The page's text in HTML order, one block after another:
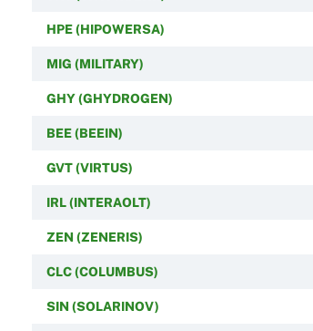
HPE (HIPOWERSA)
MIG (MILITARY)
GHY (GHYDROGEN)
BEE (BEEIN)
GVT (VIRTUS)
IRL (INTERAOLT)
ZEN (ZENERIS)
CLC (COLUMBUS)
SIN (SOLARINOV)